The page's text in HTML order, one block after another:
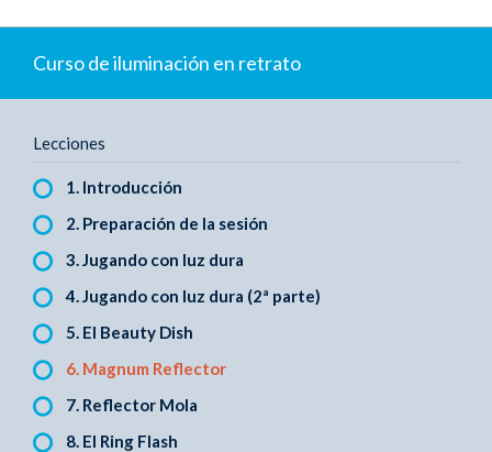
Curso de iluminación en retrato
Lecciones
1. Introducción
2. Preparación de la sesión
3. Jugando con luz dura
4. Jugando con luz dura (2ª parte)
5. El Beauty Dish
6. Magnum Reflector
7. Reflector Mola
8. El Ring Flash